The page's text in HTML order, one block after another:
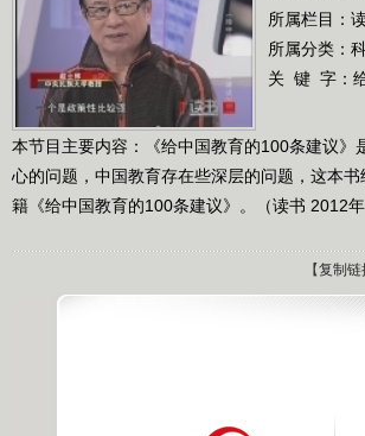
所属栏目：
所属分类：
关 键 字：
本节目主要内容：《给中国教育的100条建议
心的问题，中国教育存在些深层的问题，这本
籍《给中国教育的100条建议》。（读书 2012年
【复制链